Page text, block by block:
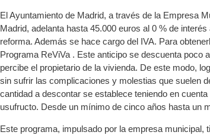
El Ayuntamiento de Madrid, a través de la Empresa
Madrid, adelanta hasta 45.000 euros al 0 % de
reforma. Además se hace cargo del IVA. Para
Programa ReViVa . Este anticipo se descuenta poco
percibe el propietario de la vivienda. De este modo,
sin sufrir las complicaciones y molestias que suelen
cantidad a descontar se establece teniendo en
usufructo. Desde un mínimo de cinco años hasta un
Este programa, impulsado por la empresa municipal,